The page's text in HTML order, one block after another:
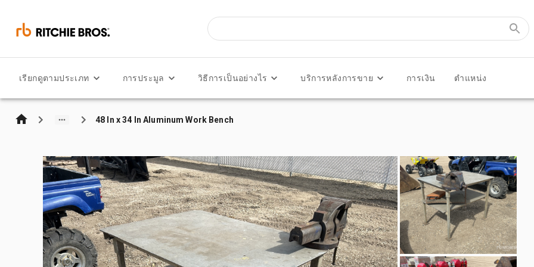
เรียกดูตามประเภท การประมูล วิธีการเป็นอย่างไร บริการหลังการขาย การเงิน ตำแหน่ง
48 In x 34 In Aluminum Work Bench